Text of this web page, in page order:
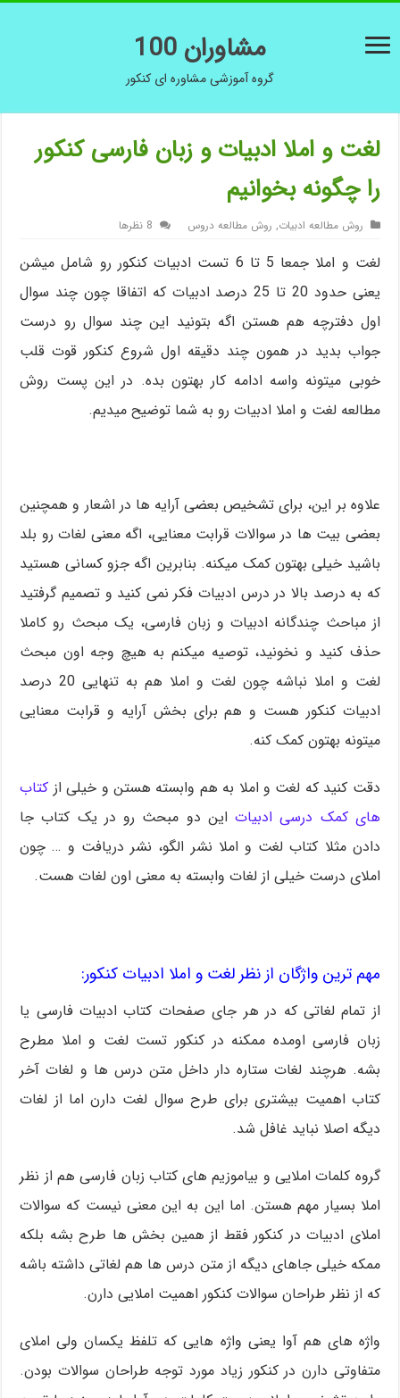
مشاوران 100
گروه آموزشی مشاوره ای کنکور
لغت و املا ادبیات و زبان فارسی کنکور
را چگونه بخوانیم
روش مطالعه ادبیات, روش مطالعه دروس 8 نظرها
لغت و املا جمعا 5 تا 6 تست ادبیات کنکور رو شامل میشن
یعنی حدود 20 تا 25 درصد ادبیات که اتفاقا چون چند سوال
اول دفترچه هم هستن اگه بتونید این چند سوال رو درست
جواب بدید در همون چند دقیقه اول شروع کنکور قوت قلب
خوبی میتونه واسه ادامه کار بهتون بده. در این پست روش
مطالعه لغت و املا ادبیات رو به شما توضیح میدیم.
علاوه بر این، برای تشخیص بعضی آرایه ها در اشعار و همچنین
بعضی بیت ها در سوالات قرابت معنایی، اگه معنی لغات رو بلد
باشید خیلی بهتون کمک میکنه. بنابرین اگه جزو کسانی هستید
که به درصد بالا در درس ادبیات فکر نمی کنید و تصمیم گرفتید
از مباحث چندگانه ادبیات و زبان فارسی، یک مبحث رو کاملا
حذف کنید و نخونید، توصیه میکنم به هیچ وجه اون مبحث
لغت و املا نباشه چون لغت و املا هم به تنهایی 20 درصد
ادبیات کنکور هست و هم برای بخش آرایه و قرابت معنایی
میتونه بهتون کمک کنه.
دقت کنید که لغت و املا به هم وابسته هستن و خیلی از کتاب
های کمک درسی ادبیاتاین دو مبحث رو در یک کتاب جا
دادن مثلا کتاب لغت و املا نشر الگو، نشر دریافت و … چون
املای درست خیلی از لغات وابسته به معنی اون لغات هست.
مهم ترین واژگان از نظر لغت و املا ادبیات کنکور:
از تمام لغاتی که در هر جای صفحات کتاب ادبیات فارسی یا
زبان فارسی اومده ممکنه در کنکور تست لغت و املا مطرح
بشه. هرچند لغات ستاره دار داخل متن درس ها و لغات آخر
کتاب اهمیت بیشتری برای طرح سوال لغت دارن اما از لغات
دیگه اصلا نباید غافل شد.
گروه کلمات املایی و بیاموزیم های کتاب زبان فارسی هم از نظر
املا بسیار مهم هستن. اما این به این معنی نیست که سوالات
املای ادبیات در کنکور فقط از همین بخش ها طرح بشه بلکه
ممکه خیلی جاهای دیگه از متن درس ها هم لغاتی داشته باشه
که از نظر طراحان سوالات کنکور اهمیت املایی دارن.
واژه های هم آوا یعنی واژه هایی که تلفظ یکسان ولی املای
متفاوتی دارن در کنکور زیاد مورد توجه طراحان سوالات بودن.